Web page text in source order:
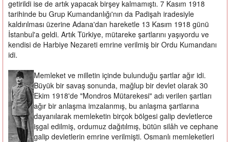
getirildi ise de artık yapacak birşey kalmamıştı. 7 Kasım 1918
tarihinde bu Grup Kumandanlığı'nın da Padişah iradesiyle
kaldırılması üzerine Adana'dan hareketle 13 Kasım 1918 günü
İstanbul'a geldi. Artık Türkiye, mütareke şartlarını yaşıyordu ve
kendisi de Harbiye Nezareti emrine verilmiş bir Ordu Kumandanı
idi.
Memleket ve milletin içinde bulunduğu şartlar ağır idi.
Büyük bir savaş sonunda, mağlup bir devlet olarak 30
Ekim 1918'de "Mondros Mütarekesi" adı verilen şartları
ağır bir anlaşma imzalanmış, bu anlaşma şartlarına
dayanılarak memleketin birçok bölgesi galip devletlerce
işgal edilmiş, ordumuz dağıtılmış, bütün silâh ve cephane
galip devletlerin emrine verilmişti. Osmanlı memleketleri